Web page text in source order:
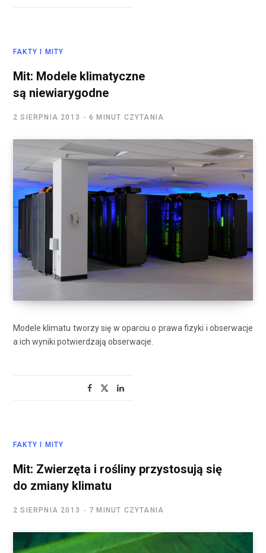
FAKTY I MITY
Mit: Modele klimatyczne
są niewiarygodne
2 SIERPNIA 2013 6 MINUT CZYTANIA
Modele klimatu tworzy się w oparciu o prawa fizyki i obserwacje
a ich wyniki potwierdzają obserwacje.
FAKTY I MITY
Mit: Zwierzęta i rośliny przystosują się
do zmiany klimatu
2 SIERPNIA 2013 7 MINUT CZYTANIA